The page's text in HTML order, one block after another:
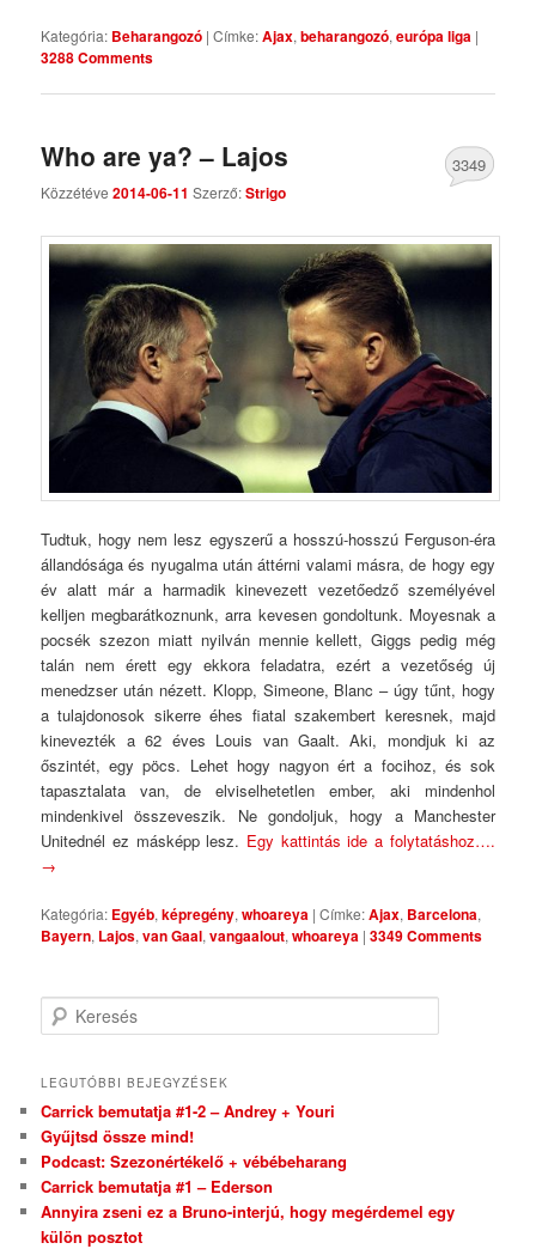
Kategória: Beharangozó |Címke:Ajax,beharangozó,európa liga |
3288 Comments
Who are ya? – Lajos
Közzétéve2014-06-11 Szerző:Strigo
3349
Tudtuk, hogy nem lesz egyszerű a hosszú-hosszú Ferguson-éra
állandósága és nyugalma után áttérni valami másra, de hogy egy
év alatt már a harmadik kinevezett vezetőedző személyével
kelljen megbarátkoznunk, arra kevesen gondoltunk. Moyesnak a
pocsék szezon miatt nyilván mennie kellett, Giggs pedig még
talán nem érett egy ekkora feladatra, ezért a vezetőség új
menedzser után nézett. Klopp, Simeone, Blanc – úgy tűnt, hogy
a tulajdonosok sikerre éhes fiatal szakembert keresnek, majd
kinevezték a 62 éves Louis van Gaalt. Aki, mondjuk ki az
őszintét, egy pöcs. Lehet hogy nagyon ért a focihoz, és sok
tapasztalata van, de elviselhetetlen ember, aki mindenhol
mindenkivel összeveszik. Ne gondoljuk, hogy a Manchester
Unitednél ez másképp lesz. Egy kattintás ide a folytatáshoz….
→
Kategória: Egyéb,képregény,whoareya |Címke:Ajax, Barcelona,
Bayern, Lajos,van Gaal,vangaalout,whoareya |3349 Comments
Keresés
LEGUTÓBBI BEJEGYZÉSEK
Carrick bemutatja #1-2 – Andrey + Youri
Gyűjtsd össze mind!
Podcast: Szezonértékelő + vébébeharang
Carrick bemutatja #1 – Ederson
Annyira zseni ez a Bruno-interjú, hogy megérdemel egy
külön posztot